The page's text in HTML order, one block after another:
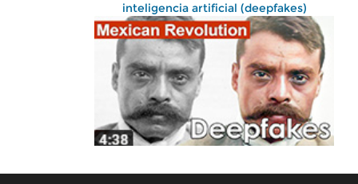
inteligencia artificial (deepfakes)